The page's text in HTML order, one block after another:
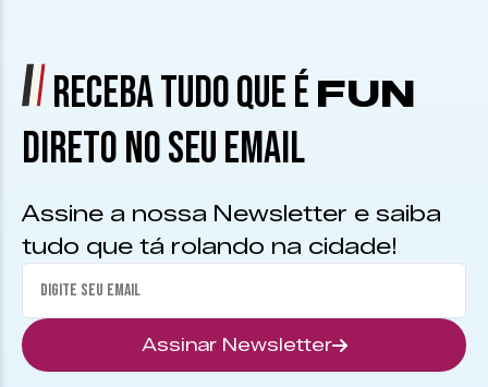
RECEBA TUDO QUE É FUN
DIRETO NO SEU EMAIL
Assine a nossa Newsletter e saiba
tudo que tá rolando na cidade!
Assinar Newsletter